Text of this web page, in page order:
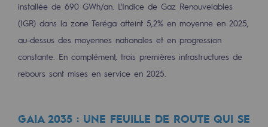
Gestion de l'énergie
Préservation de la biodiversité
Gestion des impacts
Responsabilité sociale et
installée de 690 GWh/an. L'Indice de Gaz Renouvelables
(IGR) dans la zone Teréga atteint 5,2% en moyenne en 2025,
au-dessus des moyennes nationales et en progression
constante. En complément, trois premières infrastructures de
rebours sont mises en service en 2025.
GAIA 2035 : UNE FEUILLE DE ROUTE QUI SE